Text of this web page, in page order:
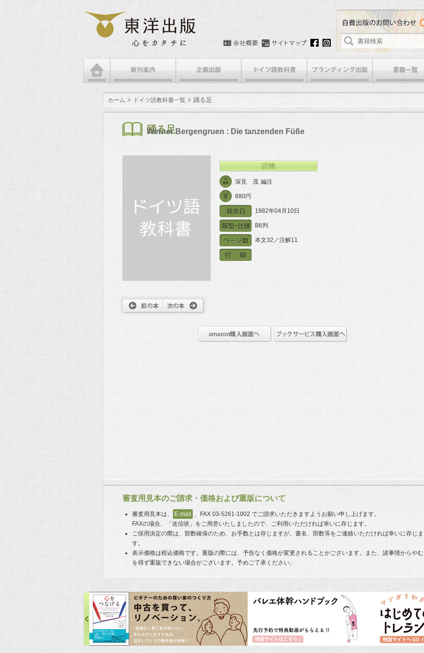
メインメニュー
メインコンテンツへ移動
サブコンテンツへ移動
ホーム > ドイツ語教科書一覧 > 踊る足
踊る足
読物
Werner Bergengruen : Die tanzenden Füße
880円
深見 茂 編注
1982年04月10日
B6判
本文32／注解11
審査用見本のご請求・価格および重版について
審査用見本は、 E-mail
、FAX 03-5261-1002 でご請求いただきますようお願い申し上げます。
FAXの場合、「送信状」をご用意いたしましたので、ご利用いただければ幸いに存じます。
ご採用決定の際は、部数確保のため、お手数とは存じますが、書名、部数等をご連絡いただければ幸いに存じま
す。
表示価格は税込価格です。重版の際には、予告なく価格が変更されることがございます。また、諸事情からやむ
を得ず重版できない場合がございます。予めご了承ください。